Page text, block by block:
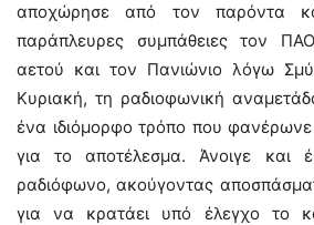
αποχώρησε από τον παρόντα
παράπλευρες συμπάθειες τον
αετού και τον Πανιώνιο λόγω
Κυριακή, τη ραδιοφωνική
ένα ιδιόμορφο τρόπο που
για το αποτέλεσμα. Άνοιγε και
ραδιόφωνο, ακούγοντας
για να κρατάει υπό έλεγχο το